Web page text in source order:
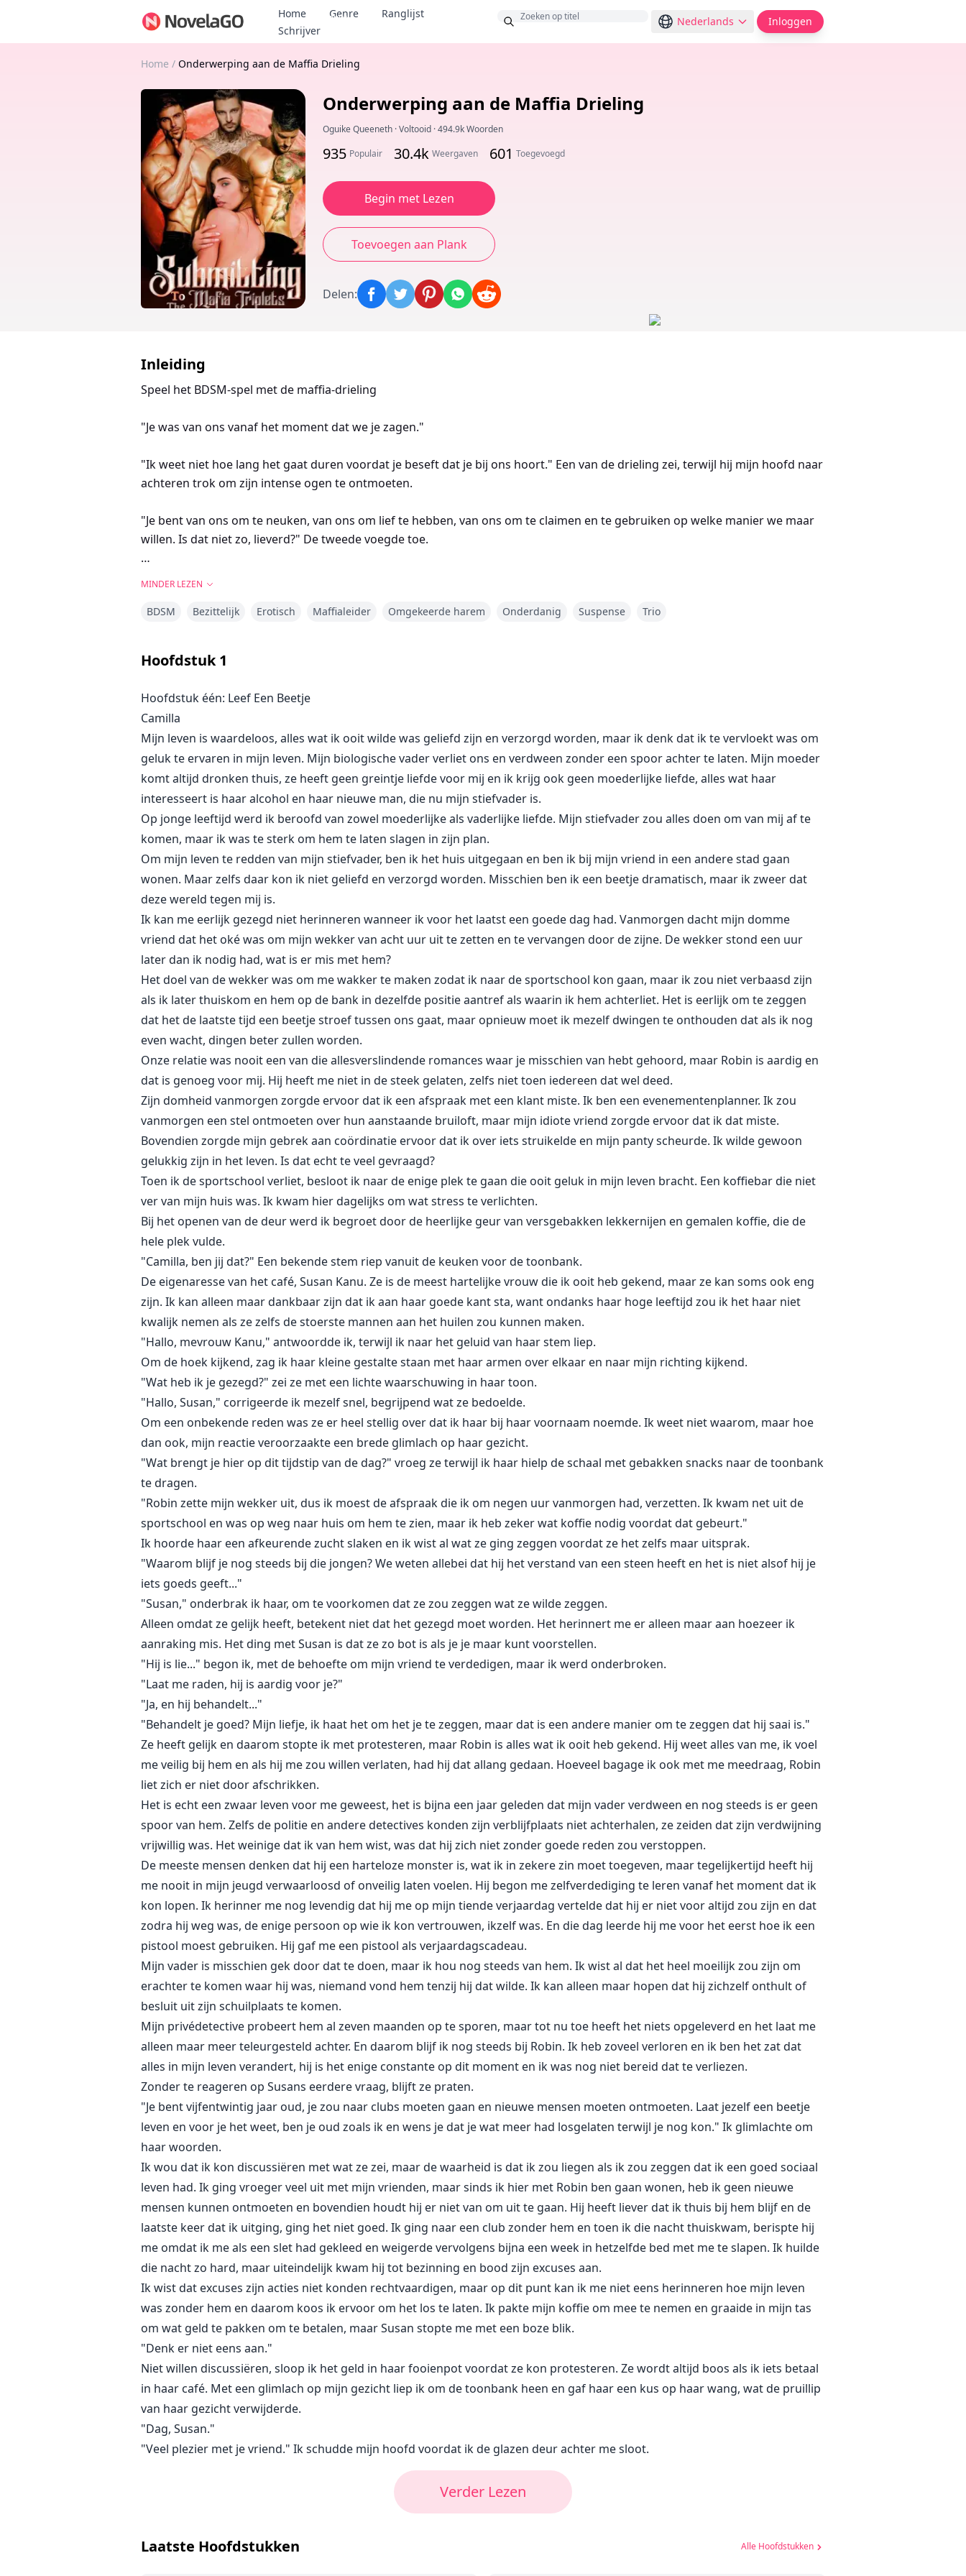
Home Genre
Ranglijst
Schrijver
Bonus Nederlands Inloggen
Home / Onderwerping aan de Maffia Drieling
Onderwerping aan de Maffia Drieling
Oguike Queeneth ·Voltooid ·494.9k Woorden
935 Populair 30.4k Weergaven 601 Toegevoegd
Begin met Lezen
Toevoegen aan Plank
Delen:
Inleiding
Speel het BDSM-spel met de maffia-drieling
"Je was van ons vanaf het moment dat we je zagen."
"Ik weet niet hoe lang het gaat duren voordat je beseft dat je bij ons hoort." Een van de drieling zei, terwijl hij mijn hoofd naar
achteren trok om zijn intense ogen te ontmoeten.
"Je bent van ons om te neuken, van ons om lief te hebben, van ons om te claimen en te gebruiken op welke manier we maar
willen. Is dat niet zo, lieverd?" De tweede voegde toe.
"Nu, wees een braaf meisje en spreid je benen, laten we eens zien wat een behoeftige kleine puinhoop onze woorden van je
naar haar verdwenen vader kruist ze het pad van de gevaarlijkste maffia-drieling ter wereld, die de moordenaars waren die
ze eerder had ontmoet. Maar dat wist ze niet...
Toen de waarheid aan het licht kwam, werd ze meegenomen naar de BDSM-club van de drieling. Camilla heeft geen manier
om te ontsnappen, de maffia-drieling zou alles doen om haar als hun kleine slet te houden.
Ze zijn bereid haar te delen, maar zal zij zich aan hen alle drie onderwerpen?
MINDER LEZEN
BDSM Bezittelijk Erotisch Maffialeider Omgekeerde harem Onderdanig Suspense Trio
Hoofdstuk1
Hoofdstuk één: Leef Een Beetje
Camilla
Mijn leven is waardeloos, alles wat ik ooit wilde was geliefd zijn en verzorgd worden, maar ik denk dat ik te vervloekt was om
geluk te ervaren in mijn leven. Mijn biologische vader verliet ons en verdween zonder een spoor achter te laten. Mijn moeder
komt altijd dronken thuis, ze heeft geen greintje liefde voor mij en ik krijg ook geen moederlijke liefde, alles wat haar
interesseert is haar alcohol en haar nieuwe man, die nu mijn stiefvader is.
Op jonge leeftijd werd ik beroofd van zowel moederlijke als vaderlijke liefde. Mijn stiefvader zou alles doen om van mij af te
komen, maar ik was te sterk om hem te laten slagen in zijn plan.
Om mijn leven te redden van mijn stiefvader, ben ik het huis uitgegaan en ben ik bij mijn vriend in een andere stad gaan
wonen. Maar zelfs daar kon ik niet geliefd en verzorgd worden. Misschien ben ik een beetje dramatisch, maar ik zweer dat
deze wereld tegen mij is.
Ik kan me eerlijk gezegd niet herinneren wanneer ik voor het laatst een goede dag had. Vanmorgen dacht mijn domme
vriend dat het oké was om mijn wekker van acht uur uit te zetten en te vervangen door de zijne. De wekker stond een uur
later dan ik nodig had, wat is er mis met hem?
Het doel van de wekker was om me wakker te maken zodat ik naar de sportschool kon gaan, maar ik zou niet verbaasd zijn
als ik later thuiskom en hem op de bank in dezelfde positie aantref als waarin ik hem achterliet. Het is eerlijk om te zeggen
dat het de laatste tijd een beetje stroef tussen ons gaat, maar opnieuw moet ik mezelf dwingen te onthouden dat als ik nog
even wacht, dingen beter zullen worden.
Onze relatie was nooit een van die allesverslindende romances waar je misschien van hebt gehoord, maar Robin is aardig en
dat is genoeg voor mij. Hij heeft me niet in de steek gelaten, zelfs niet toen iedereen dat wel deed.
Zijn domheid vanmorgen zorgde ervoor dat ik een afspraak met een klant miste. Ik ben een evenementenplanner. Ik zou
vanmorgen een stel ontmoeten over hun aanstaande bruiloft, maar mijn idiote vriend zorgde ervoor dat ik dat miste.
Bovendien zorgde mijn gebrek aan coördinatie ervoor dat ik over iets struikelde en mijn panty scheurde. Ik wilde gewoon
gelukkig zijn in het leven. Is dat echt te veel gevraagd?
Toen ik de sportschool verliet, besloot ik naar de enige plek te gaan die ooit geluk in mijn leven bracht. Een koffiebar die niet
ver van mijn huis was. Ik kwam hier dagelijks om wat stress te verlichten.
Bij het openen van de deur werd ik begroet door de heerlijke geur van versgebakken lekkernijen en gemalen koffie, die de
hele plek vulde.
"Camilla, ben jij dat?" Een bekende stem riep vanuit de keuken voor de toonbank.
De eigenaresse van het café, Susan Kanu. Ze is de meest hartelijke vrouw die ik ooit heb gekend, maar ze kan soms ook eng
zijn. Ik kan alleen maar dankbaar zijn dat ik aan haar goede kant sta, want ondanks haar hoge leeftijd zou ik het haar niet
kwalijk nemen als ze zelfs de stoerste mannen aan het huilen zou kunnen maken.
"Hallo, mevrouw Kanu," antwoordde ik, terwijl ik naar het geluid van haar stem liep.
Om de hoek kijkend, zag ik haar kleine gestalte staan met haar armen over elkaar en naar mijn richting kijkend.
"Wat heb ik je gezegd?" zei ze met een lichte waarschuwing in haar toon.
"Hallo, Susan," corrigeerde ik mezelf snel, begrijpend wat ze bedoelde.
Om een onbekende reden was ze er heel stellig over dat ik haar bij haar voornaam noemde. Ik weet niet waarom, maar hoe
dan ook, mijn reactie veroorzaakte een brede glimlach op haar gezicht.
"Wat brengt je hier op dit tijdstip van de dag?" vroeg ze terwijl ik haar hielp de schaal met gebakken snacks naar de toonbank
te dragen.
"Robin zette mijn wekker uit, dus ik moest de afspraak die ik om negen uur vanmorgen had, verzetten. Ik kwam net uit de
sportschool en was op weg naar huis om hem te zien, maar ik heb zeker wat koffie nodig voordat dat gebeurt."
Ik hoorde haar een afkeurende zucht slaken en ik wist al wat ze ging zeggen voordat ze het zelfs maar uitsprak.
"Waarom blijf je nog steeds bij die jongen? We weten allebei dat hij het verstand van een steen heeft en het is niet alsof hij je
iets goeds geeft..."
"Susan," onderbrak ik haar, om te voorkomen dat ze zou zeggen wat ze wilde zeggen.
Alleen omdat ze gelijk heeft, betekent niet dat het gezegd moet worden. Het herinnert me er alleen maar aan hoezeer ik
aanraking mis. Het ding met Susan is dat ze zo bot is als je je maar kunt voorstellen.
"Hij is lie..." begon ik, met de behoefte om mijn vriend te verdedigen, maar ik werd onderbroken.
"Laat me raden, hij is aardig voor je?"
"Ja, en hij behandelt..."
"Behandelt je goed? Mijn liefje, ik haat het om het je te zeggen, maar dat is een andere manier om te zeggen dat hij saai is."
Ze heeft gelijk en daarom stopte ik met protesteren, maar Robin is alles wat ik ooit heb gekend. Hij weet alles van me, ik voel
me veilig bij hem en als hij me zou willen verlaten, had hij dat allang gedaan. Hoeveel bagage ik ook met me meedraag, Robin
liet zich er niet door afschrikken.
Het is echt een zwaar leven voor me geweest, het is bijna een jaar geleden dat mijn vader verdween en nog steeds is er geen
spoor van hem. Zelfs de politie en andere detectives konden zijn verblijfplaats niet achterhalen, ze zeiden dat zijn verdwijning
vrijwillig was. Het weinige dat ik van hem wist, was dat hij zich niet zonder goede reden zou verstoppen.
De meeste mensen denken dat hij een harteloze monster is, wat ik in zekere zin moet toegeven, maar tegelijkertijd heeft hij
me nooit in mijn jeugd verwaarloosd of onveilig laten voelen. Hij begon me zelfverdediging te leren vanaf het moment dat ik
kon lopen. Ik herinner me nog levendig dat hij me op mijn tiende verjaardag vertelde dat hij er niet voor altijd zou zijn en dat
zodra hij weg was, de enige persoon op wie ik kon vertrouwen, ikzelf was. En die dag leerde hij me voor het eerst hoe ik een
pistool moest gebruiken. Hij gaf me een pistool als verjaardagscadeau.
Mijn vader is misschien gek door dat te doen, maar ik hou nog steeds van hem. Ik wist al dat het heel moeilijk zou zijn om
erachter te komen waar hij was, niemand vond hem tenzij hij dat wilde. Ik kan alleen maar hopen dat hij zichzelf onthult of
besluit uit zijn schuilplaats te komen.
Mijn privédetective probeert hem al zeven maanden op te sporen, maar tot nu toe heeft het niets opgeleverd en het laat me
alleen maar meer teleurgesteld achter. En daarom blijf ik nog steeds bij Robin. Ik heb zoveel verloren en ik ben het zat dat
alles in mijn leven verandert, hij is het enige constante op dit moment en ik was nog niet bereid dat te verliezen.
Zonder te reageren op Susans eerdere vraag, blijft ze praten.
"Je bent vijfentwintig jaar oud, je zou naar clubs moeten gaan en nieuwe mensen moeten ontmoeten. Laat jezelf een beetje
leven en voor je het weet, ben je oud zoals ik en wens je dat je wat meer had losgelaten terwijl je nog kon." Ik glimlachte om
haar woorden.
Ik wou dat ik kon discussiëren met wat ze zei, maar de waarheid is dat ik zou liegen als ik zou zeggen dat ik een goed sociaal
leven had. Ik ging vroeger veel uit met mijn vrienden, maar sinds ik hier met Robin ben gaan wonen, heb ik geen nieuwe
mensen kunnen ontmoeten en bovendien houdt hij er niet van om uit te gaan. Hij heeft liever dat ik thuis bij hem blijf en de
laatste keer dat ik uitging, ging het niet goed. Ik ging naar een club zonder hem en toen ik die nacht thuiskwam, berispte hij
me omdat ik me als een slet had gekleed en weigerde vervolgens bijna een week in hetzelfde bed met me te slapen. Ik huilde
die nacht zo hard, maar uiteindelijk kwam hij tot bezinning en bood zijn excuses aan.
Ik wist dat excuses zijn acties niet konden rechtvaardigen, maar op dit punt kan ik me niet eens herinneren hoe mijn leven
was zonder hem en daarom koos ik ervoor om het los te laten. Ik pakte mijn koffie om mee te nemen en graaide in mijn tas
om wat geld te pakken om te betalen, maar Susan stopte me met een boze blik.
"Denk er niet eens aan."
Niet willen discussiëren, sloop ik het geld in haar fooienpot voordat ze kon protesteren. Ze wordt altijd boos als ik iets betaal
in haar café. Met een glimlach op mijn gezicht liep ik om de toonbank heen en gaf haar een kus op haar wang, wat de pruillip
van haar gezicht verwijderde.
"Dag, Susan."
"Veel plezier met je vriend." Ik schudde mijn hoofd voordat ik de glazen deur achter me sloot.
Verder Lezen
Laatste Hoofdstukken Alle Hoofdstukken